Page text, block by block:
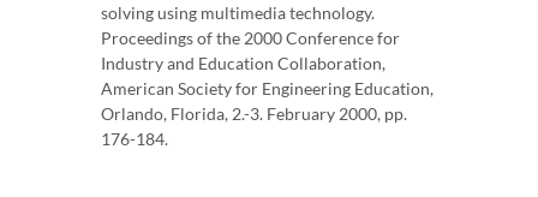
solving using multimedia technology.
Proceedings of the 2000 Conference for
Industry and Education Collaboration,
American Society for Engineering Education,
Orlando, Florida, 2.-3. February 2000, pp.
176-184.